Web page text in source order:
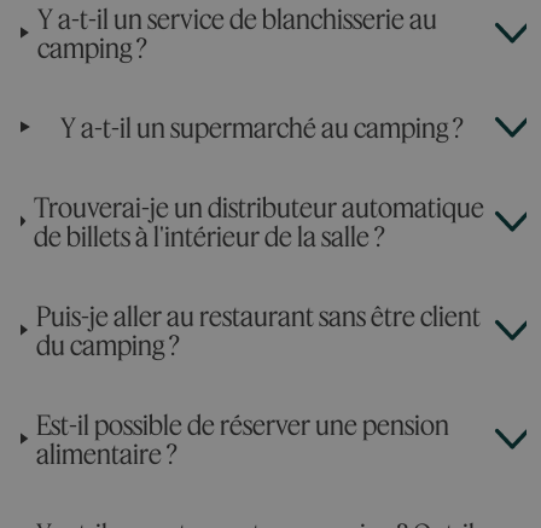
Y a-t-il un service de blanchisserie au
camping ?
Y a-t-il un supermarché au camping ?
Trouverai-je un distributeur automatique
de billets à l'intérieur de la salle ?
Puis-je aller au restaurant sans être client
du camping ?
Est-il possible de réserver une pension
alimentaire ?